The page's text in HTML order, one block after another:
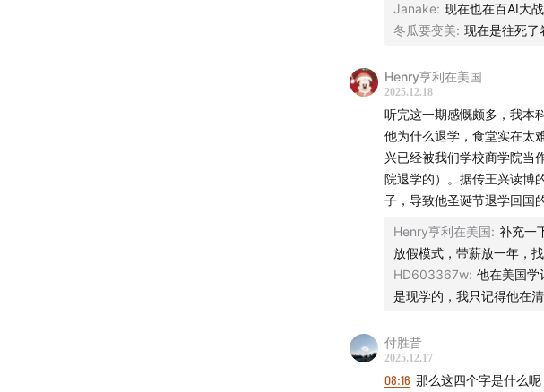
听友 太空小孩 提供的最早的
Janake: 现在也在百AI大
冬瓜要变美: 现在是往死了
Henry亨利在美国
2025.12.18
听完这一期感慨颇多，我本
他为什么退学，食堂实在太
兴已经被我们学校商学院当
院退学的）。据传王兴读博
子，导致他圣诞节退学回国
Henry亨利在美国: 补充一
放假模式，带薪放一年，
HD603367w: 他在美国学
是现学的，我只记得他在
付胜昔
2025.12.17
08:16 那么这四个字是什么呢